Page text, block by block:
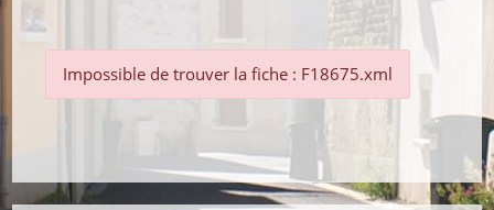
Impossible de trouver la fiche : F18675.xml